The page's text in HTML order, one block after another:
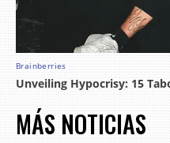
MÁS NOTICIAS